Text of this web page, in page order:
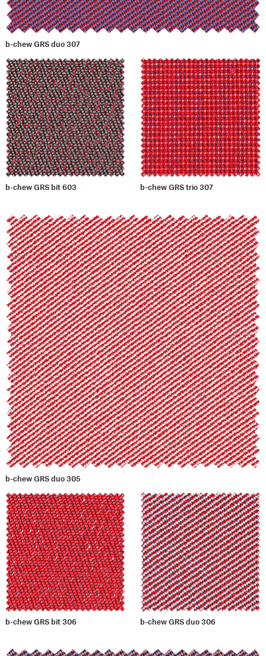
b-chew GRS duo 307
b-chew GRS bit 603 b-chew GRS trio 307
b-chew GRS duo 305
b-chew GRS bit 306 b-chew GRS duo 306